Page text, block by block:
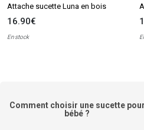
Attache sucette Luna en bois
16.90€
En stock
Comment choisir une sucette pour
bébé ?